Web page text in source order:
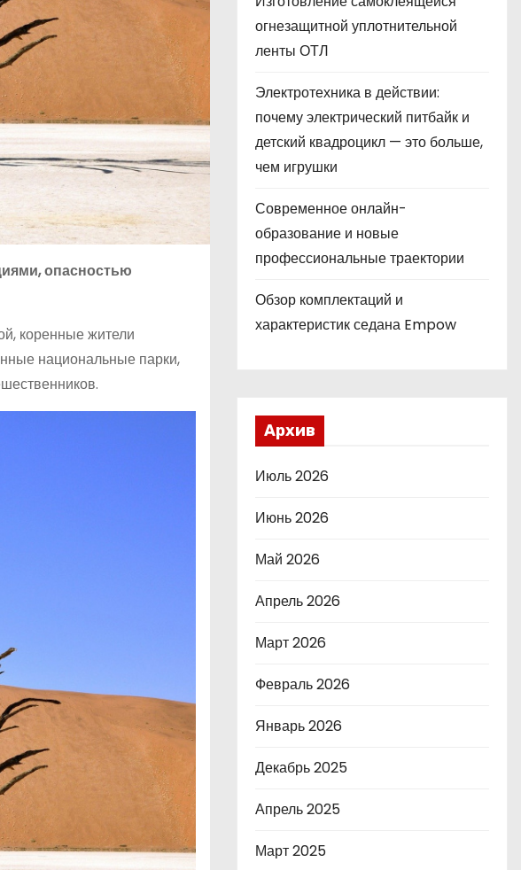
опасностью
коренные жители
национальные парки,
огнезащитной уплотнительной
ленты ОТЛ
Электротехника в действии:
почему электрический питбайк и
детский квадроцикл — это больше,
чем игрушки
Современное онлайн-
образование и новые
профессиональные траектории
Обзор комплектаций и
характеристик седана Empow
Архив
Июль 2026
Июнь 2026
Май 2026
Апрель 2026
Март 2026
Февраль 2026
Январь 2026
Декабрь 2025
Апрель 2025
Март 2025